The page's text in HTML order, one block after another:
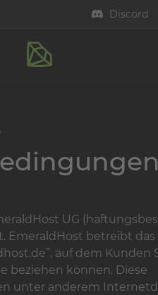
Discord
UG
EmeraldHost betreibt das
auf dem Kunden
beziehen können. Diese
unter anderem